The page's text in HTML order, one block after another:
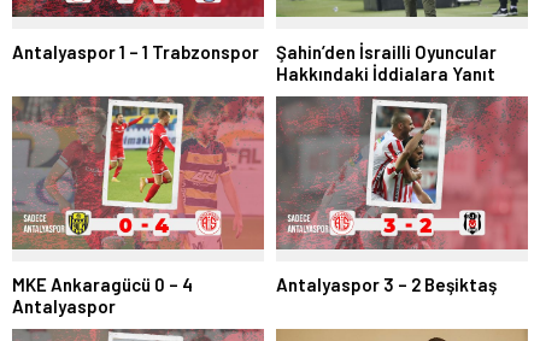
Antalyaspor 1 – 1 Trabzonspor
Şahin’den İsrailli Oyuncular
Hakkındaki İddialara Yanıt
MKE Ankaragücü 0 – 4
Antalyaspor
Antalyaspor 3 – 2 Beşiktaş